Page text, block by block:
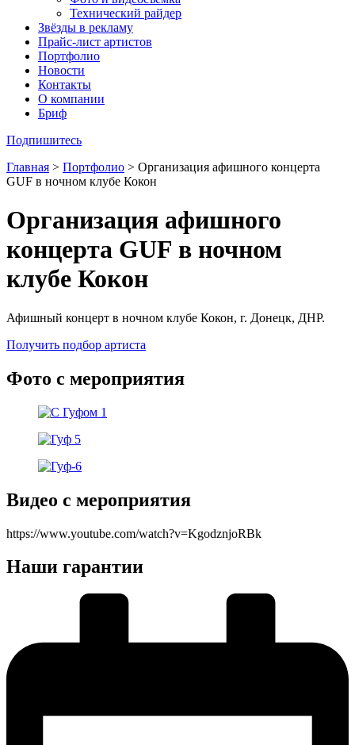
Технический райдер
Звёзды в рекламу
Прайс-лист артистов
Портфолио
Новости
Контакты
О компании
Бриф
Подпишитесь
Главная > Портфолио > Организация афишного концерта
GUF в ночном клубе Кокон
Организация афишного
концерта GUF в ночном
клубе Кокон
Афишный концерт в ночном клубе Кокон, г. Донецк, ДНР.
Получить подбор артиста
Фото с мероприятия
Видео с мероприятия
https://www.youtube.com/watch?v=KgodznjoRBk
Наши гарантии